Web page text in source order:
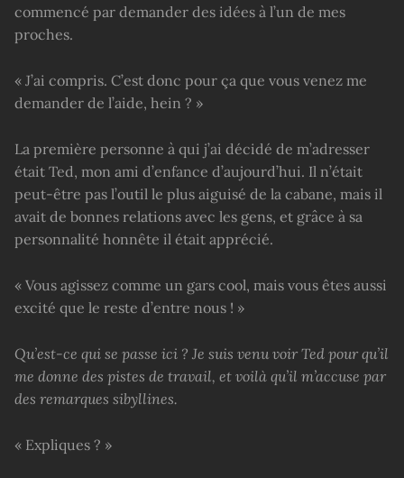
commencé par demander des idées à l’un de mes
proches.
« J’ai compris. C’est donc pour ça que vous venez me
demander de l’aide, hein ? »
La première personne à qui j’ai décidé de m’adresser
était Ted, mon ami d’enfance d’aujourd’hui. Il n’était
peut-être pas l’outil le plus aiguisé de la cabane, mais il
avait de bonnes relations avec les gens, et grâce à sa
personnalité honnête il était apprécié.
« Vous agissez comme un gars cool, mais vous êtes aussi
excité que le reste d’entre nous ! »
Qu’est-ce qui se passe ici ? Je suis venu voir Ted pour qu’il
me donne des pistes de travail, et voilà qu’il m’accuse par
des remarques sibyllines.
« Expliques ? »